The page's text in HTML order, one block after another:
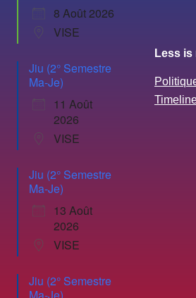
8 Août 2026
VISE
Jiu (2° Semestre
Ma-Je)
11 Août
2026
VISE
Jiu (2° Semestre
Ma-Je)
13 Août
2026
VISE
Jiu (2° Semestre
Ma-Je)
Less is